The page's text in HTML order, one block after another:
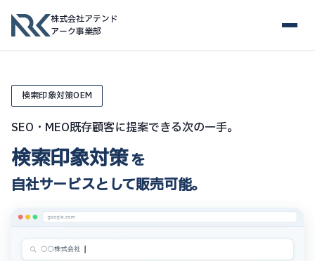
株式会社アテンド
アーク事業部
検索印象対策OEM
SEO・MEO既存顧客に提案できる次の一手。
検索印象対策を
自社サービスとして販売可能。